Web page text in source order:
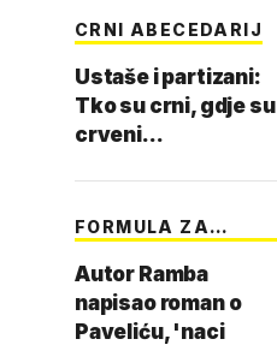
CRNI ABECEDARIJ
Ustaše i partizani:
Tko su crni, gdje su
crveni...
FORMULA ZA
Autor Ramba
napisao roman o
Paveliću, 'naci